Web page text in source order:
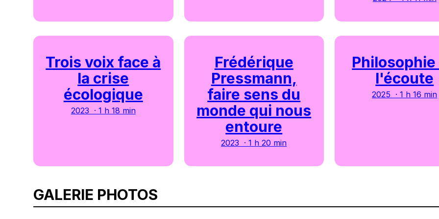
Trois voix face à
la crise
écologique
2023 · 1 h 18 min
Frédérique
Pressmann,
faire sens du
monde qui nous
entoure
2023 · 1 h 20 min
Philosophie
l'écoute
2025 · 1 h 16 min
GALERIE PHOTOS